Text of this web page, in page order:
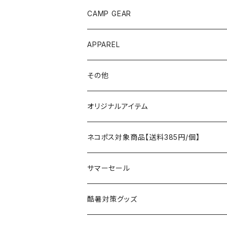
ANOBA
AO COOLERS
asobito
AS2OV
AXESQUIN
Ballistics
BEDROCK SANDALS
テント、シェルター
バックパック
ポーチ／サコッシュ
ストレージ
パッキングアクセサリー
スリーピングギア
クッキングギア
CAMP GEAR
テント、タープ
テント、シェルター
タープ
スリーピングギア
寝袋
マット
テーブル、チェア
テーブル
チェア
ランタン、ライト
燃料ランタン
LEDライト
焚火台／薪ストーブ
焚火台
暖房器具
APPAREL
トップス
ボトムス
アンダーウェア
ハンドウェア
ヘッドギア
その他
遊び
フィッシング
ラジコン
ケア用品
雑貨
アウトレット
オリジナルアイテム
ネコポス対象商品【送料385円/個】
サマーセール
酷暑対策グッズ